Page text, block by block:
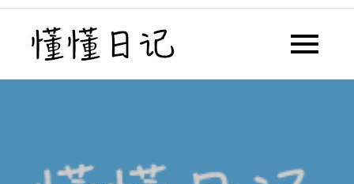
Skip
content
懂懂日记网每天同步更新懂懂学